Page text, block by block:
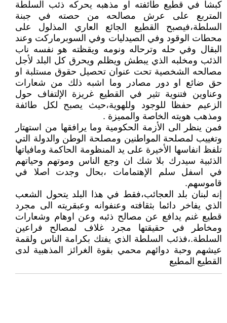
كبشا في قطيع طائفته او مذهبه يحركه ذئب السلطة
المتربع على عرش مصالحه من حصته في جبنة
السلطة،فيصبح القطيع الجائع العاري المذلول على
محطات الوقود وفي الصيدليات وفي السوبرماركت وعند
البقال وفي حله وترحاله ونومه ويقظته هو نفسه ناب
الذئب ومخلبه الذي يبطش ويظلم ويحرق كل البلد لأجل
مصالحه الشخصية تحت عنوان تحصيل حقوق مستلبة او
حق ضائع او دور مصادر وما اشبه ذلك من شعارات
وعناوين فتنوية تثير في القطيع غريزة الإلتفاف حول
الزعيم حفظا للوجود وللهوية،حيث يصبح لكل طائفة
ومذهب هويته الخاصة والمميزة .
فمن ينظر الى الأزمة الحكومية وما يرافقها من استهتار
وتغييب لمصلحة المواطنين ومصلحة الوطن والدولة التي
تلفظ انفاسها الأخيرة على يد المنظومة الحاكمة ومافياتها
الذئبية سيدرك بلا شك ان وجع الناس وموتهم وحياتهم
في اسفل سلم الإهتمامات ،بحال وجدت اصلا في
قاموسهم.
إنه لبنان بلد العجائب،فقط في هذا البلد يتحول الشعب
الذي يفاخر دائما بثقافته وعنفوانه وعبقريته الى مجرد
قطيع غنم يدافع عن مصالح ذئبه وعن اوهام وشعارات
ومخاطر في حقيقتها مجرد غلاف لمصالح فراعين
السلطة.،فذئب السلطة الذي يفتك بكرامة الناس ولقمة
عيشهم وحبة دوائهم محمي بقوة الغرائز المذهبية لدى
القطيع المطيع